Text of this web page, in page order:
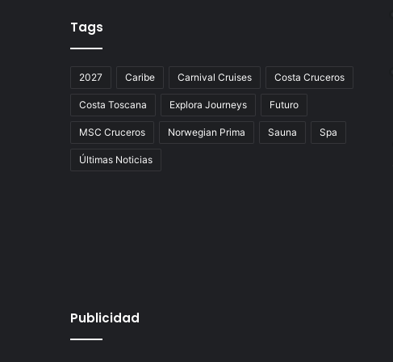
Tags
2027 Caribe Carnival Cruises Costa Cruceros
Costa Toscana Explora Journeys Futuro
MSC Cruceros Norwegian Prima Sauna Spa
Últimas Noticias
Publicidad